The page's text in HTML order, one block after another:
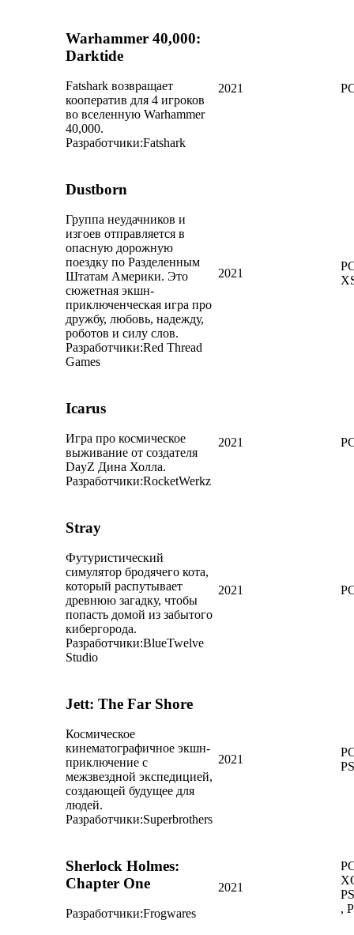
Warhammer 40,000:
Darktide
Fatshark возвращает
кооператив для 4 игроков
во вселенную Warhammer
40,000.
Разработчики:Fatshark
2021
Dustborn
Группа неудачников и
изгоев отправляется в
опасную дорожную
поездку по Разделенным
Штатам Америки. Это
сюжетная экшн-
приключенческая игра про
дружбу, любовь, надежду,
роботов и силу слов.
Разработчики:Red Thread
Games
2021
Icarus
Игра про космическое
выживание от создателя
DayZ Дина Холла.
Разработчики:RocketWerkz
2021
Stray
Футуристический
симулятор бродячего кота,
который распутывает
древнюю загадку, чтобы
попасть домой из забытого
кибергорода.
Разработчики:BlueTwelve
Studio
2021
Jett: The Far Shore
Космическое
кинематографичное экшн-
приключение с
межзвездной экспедицией,
создающей будущее для
людей.
Разработчики:Superbrothers
2021
Sherlock Holmes:
Chapter One
Разработчики:Frogwares
2021
,